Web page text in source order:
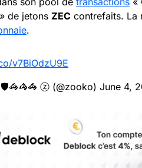
de jetons ZEC contrefaits. La
.
v7BiOdzU9E
ⓩ (@zooko) June 4,